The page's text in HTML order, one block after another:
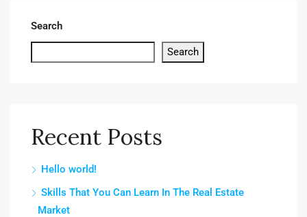
Search
Search
Recent Posts
Hello world!
Skills That You Can Learn In The Real Estate
Market